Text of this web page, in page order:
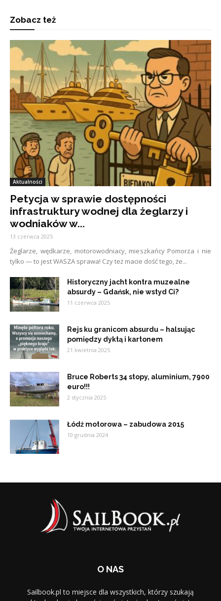
Zobacz też
Aktualności
Petycja w sprawie dostępności
infrastruktury wodnej dla żeglarzy i
wodniaków w...
13 czerwca 2025
Żeglarze, wędkarze, motorowodniacy, mieszkańcy Pomorza i nie
tylko — to jest WASZA sprawa! Czy też macie dość tego, że...
Historyczny jacht kontra muzealne
absurdy – Gdańsk, nie wstyd Ci?
11 czerwca 2025
Rejs ku granicom absurdu – halsując
pomiędzy dyktą i kartonem
21 kwietnia 2025
Bruce Roberts 34 stopy, aluminium, 7900
euro!!!
2 stycznia 2025
Łódź motorowa – zabudowa 2015
10 grudnia 2024
O NAS
Sailbook.pl to miejsce dla wszystkich, którzy szukają